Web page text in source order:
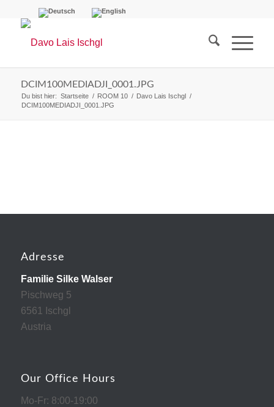
DCIM100MEDIADJI_0001.JPG
Du bist hier: Startseite / ROOM 10 / Davo Lais Ischgl /
DCIM100MEDIADJI_0001.JPG
Adresse
Familie Silke Walser
Pischweg 5
6561 Ischgl
Austria
Our Office Hours
Mo-Fr: 8:00-19:00